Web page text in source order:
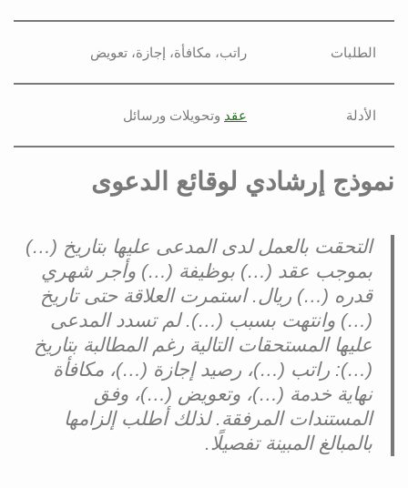
الطلبات راتب، مكافأة، إجازة، تعويض
الأدلة عقد وتحويلات ورسائل
نموذج إرشادي لوقائع الدعوى
التحقت بالعمل لدى المدعى عليها بتاريخ (…)
بموجب عقد (…) بوظيفة (…) وأجر شهري
قدره (…) ريال. استمرت العلاقة حتى تاريخ
(…) وانتهت بسبب (…). لم تسدد المدعى
عليها المستحقات التالية رغم المطالبة بتاريخ
(…): راتب (…)، رصيد إجازة (…)، مكافأة
نهاية خدمة (…)، وتعويض (…)، وفق
المستندات المرفقة. لذلك أطلب إلزامها
بالمبالغ المبينة تفصيلًا.